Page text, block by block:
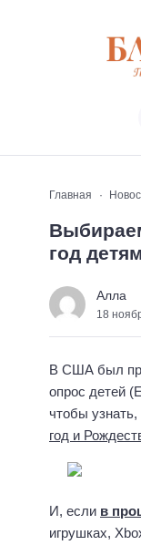
Главная
год детям
Алла
18
В США был
опрос детей
чтобы узнать,
год и
И, если в
игрушках,